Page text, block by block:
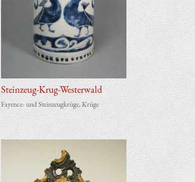
Steinzeug-Krug-Westerwald
Fayence- und Steinzeugkrüge,Krüge